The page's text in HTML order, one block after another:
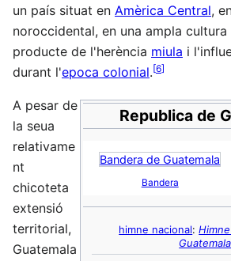
un país situat en Amèrica Central,
noroccidental, en una ampla
producte de l'herència miula i
durant l'epoca colonial.[6]
Republica de
Bandera de Guatemala
Bandera
himne nacional:
Guatemala
A pesar de
la seua
relativame
nt
chicoteta
extensió
territorial,
Guatemala